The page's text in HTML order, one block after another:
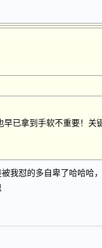
已拿到手软不重要！关
我怼的多自卑了哈哈哈